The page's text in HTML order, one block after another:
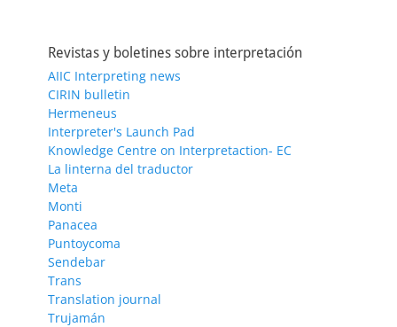
Revistas y boletines sobre interpretación
AIIC Interpreting news
CIRIN bulletin
Hermeneus
Interpreter's Launch Pad
Knowledge Centre on Interpretaction- EC
La linterna del traductor
Meta
Monti
Panacea
Puntoycoma
Sendebar
Trans
Translation journal
Trujamán